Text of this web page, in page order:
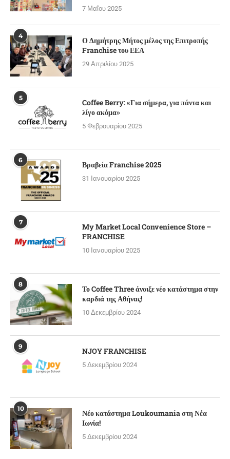
7 Μαΐου 2025
4
Ο Δημήτρης Μήτος μέλος της Επιτροπής
Franchise του ΕΕΑ
29 Απριλίου 2025
5
Coffee Berry: «Για σήμερα, για πάντα και
λίγο ακόμα»
5 Φεβρουαρίου 2025
6 Βραβεία Franchise 2025
31 Ιανουαρίου 2025
7
My Market Local Convenience Store –
FRANCHISE
10 Ιανουαρίου 2025
8
Το Coffee Three άνοιξε νέο κατάστημα στην
καρδιά της Αθήνας!
10 Δεκεμβρίου 2024
9 NJOY FRANCHISE
5 Δεκεμβρίου 2024
10
Νέο κατάστημα Loukoumania στη Νέα
Ιωνία!
5 Δεκεμβρίου 2024